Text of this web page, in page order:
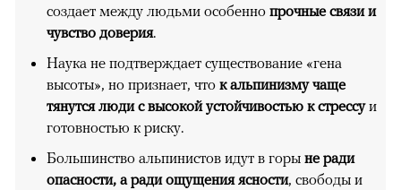
создает между людьми особенно прочные связи и
чувство доверия.
Наука не подтверждает существование «гена
высоты», но признает, что к альпинизму чаще
тянутся люди с высокой устойчивостью к стрессуи
готовностью к риску.
Большинство альпинистов идут в горы не ради
опасности, а ради ощущения ясности, свободы и